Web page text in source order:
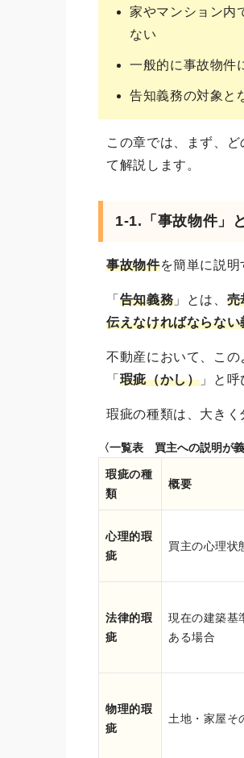
家やマンション内
ない
一般的に事故物件
告知義務の対象と
この章では、まず、
て解説します。
1-1.「事故物件」
事故物件を簡単に説明
「 告知義務 」とは、 売
伝えなければならない
不動産において、こ
「 瑕疵（かし） 」と呼
瑕疵の種類は、大きく
〈一覧表 買主への説明が
瑕疵の種
類
概要
心理的瑕
疵
買主の心理状
法律的瑕
疵
現在の建築基
ある場合
物理的瑕
疵
土地・家屋そ